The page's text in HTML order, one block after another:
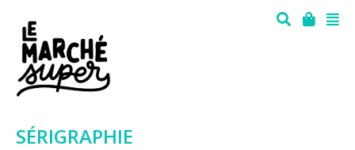
SÉRIGRAPHIE